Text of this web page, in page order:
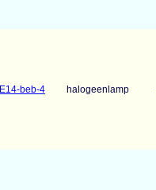
E14-beb-4 halogeenlamp